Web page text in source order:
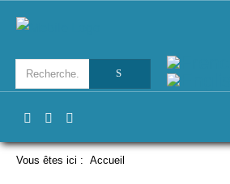
Vous êtes ici : Accueil